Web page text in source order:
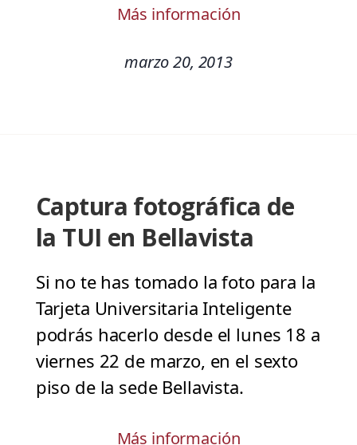
Más información
marzo 20, 2013
Captura fotográfica de
la TUI en Bellavista
Si no te has tomado la foto para la
Tarjeta Universitaria Inteligente
podrás hacerlo desde el lunes 18 a
viernes 22 de marzo, en el sexto
piso de la sede Bellavista.
Más información